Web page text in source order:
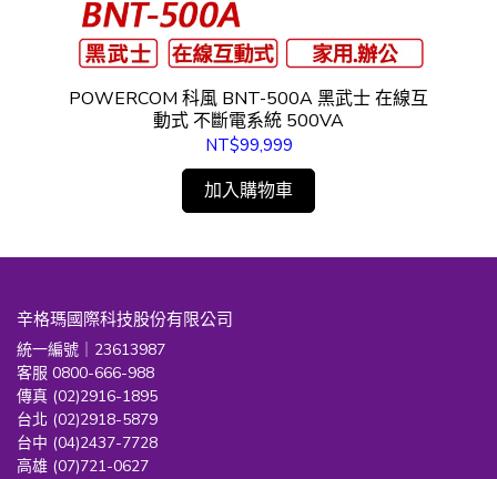
POWERCOM 科風 BNT-500A 黑武士 在線互
動式 不斷電系統 500VA
NT$99,999
加入購物車
辛格瑪國際科技股份有限公司
統一編號｜23613987
客服 0800-666-988
傳真 (02)2916-1895
台北 (02)2918-5879
台中 (04)2437-7728
高雄 (07)721-0627